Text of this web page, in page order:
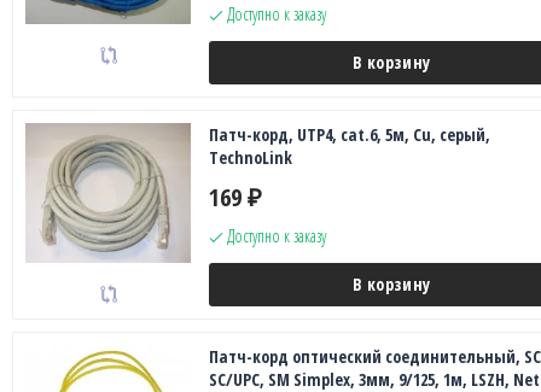
Доступно к заказу
В корзину
Патч-корд, UTP4, cat.6, 5м, Сu, серый,
TechnoLink
169 ₽
Доступно к заказу
В корзину
Патч-корд оптический соединительный,
SC/UPC, SM Simplex, 3мм, 9/125, 1м, LSZH,